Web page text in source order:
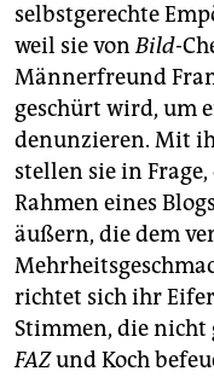
selbstgerechte
weil sie vonBild-
Männerfreund
geschürt wird, um
denunzieren. Mit
stellen sie in
Rahmen eines
äußern, die dem
richtet sich ihr
Stimmen, die
FAZund Koch